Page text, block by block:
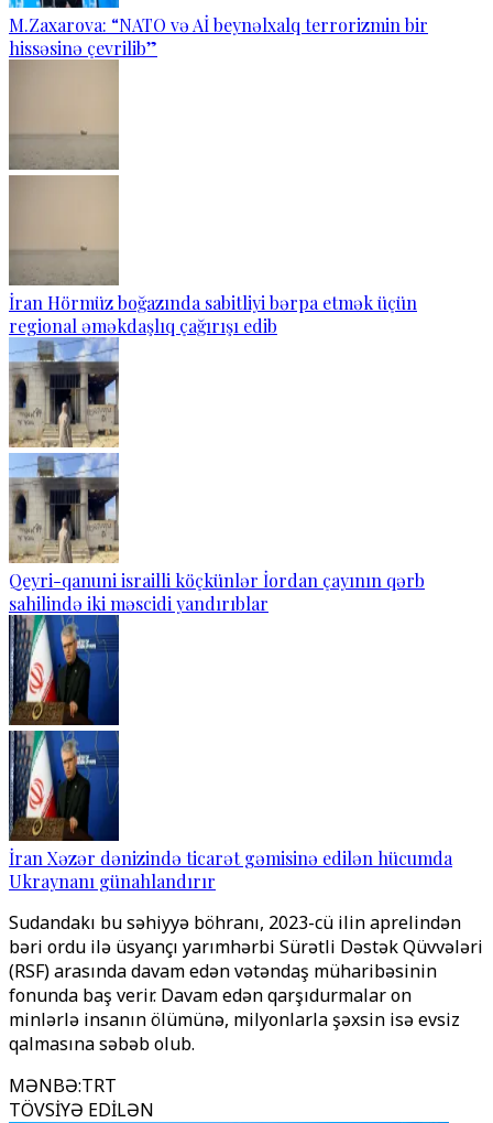
M.Zaxarova: “NATO və Aİ beynəlxalq terrorizmin bir
hissəsinə çevrilib”
İran Hörmüz boğazında sabitliyi bərpa etmək üçün
regional əməkdaşlıq çağırışı edib
Qeyri-qanuni israilli köçkünlər İordan çayının qərb
sahilində iki məscidi yandırıblar
İran Xəzər dənizində ticarət gəmisinə edilən hücumda
Ukraynanı günahlandırır
Sudandakı bu səhiyyə böhranı, 2023-cü ilin aprelindən
bəri ordu ilə üsyançı yarımhərbi Sürətli Dəstək Qüvvələri
(RSF) arasında davam edən vətəndaş müharibəsinin
fonunda baş verir. Davam edən qarşıdurmalar on
minlərlə insanın ölümünə, milyonlarla şəxsin isə evsiz
qalmasına səbəb olub.
MƏNBƏ:TRT
TÖVSİYƏ EDİLƏN